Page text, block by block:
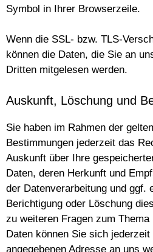
Symbol in Ihrer Browserzeile.
Wenn die SSL- bzw. TLS-
können die Daten, die Sie an
Dritten mitgelesen werden.
Auskunft, Löschung und
Sie haben im Rahmen der
Bestimmungen jederzeit das
Auskunft über Ihre
Daten, deren Herkunft und
der Datenverarbeitung und ggf.
Berichtigung oder Löschung
zu weiteren Fragen zum Thema
Daten können Sie sich
angegebenen Adresse an uns